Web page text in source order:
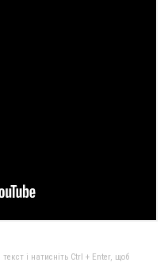
і натисніть Ctrl + Enter, щоб